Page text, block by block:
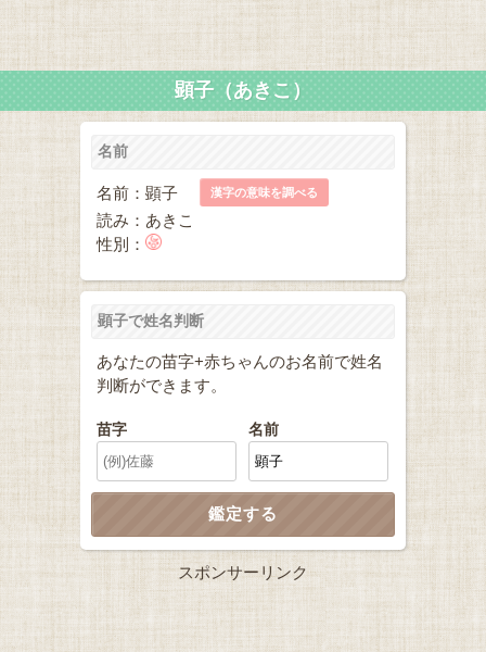
顕子（あきこ）
名前
名前：顕子 漢字の意味を調べる
読み：あきこ
性別：
顕子で姓名判断
あなたの苗字+赤ちゃんのお名前で姓名
判断ができます。
苗字 名前
スポンサーリンク